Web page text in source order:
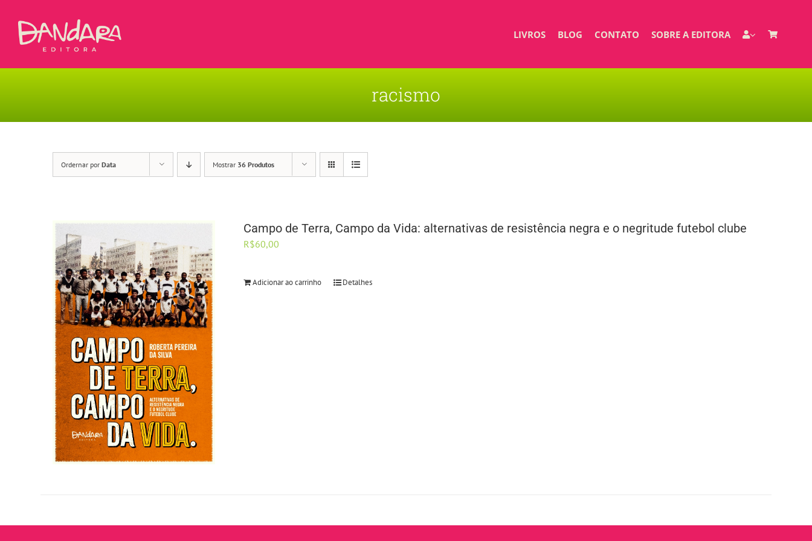
LIVROS BLOG CONTATO SOBRE A EDITORA
racismo
Ordernar por Data Mostrar 36 Produtos
Campo de Terra, Campo da Vida: alternativas de resistência negra e o negritude futebol clube
R$60,00
Adicionar ao carrinho Detalhes